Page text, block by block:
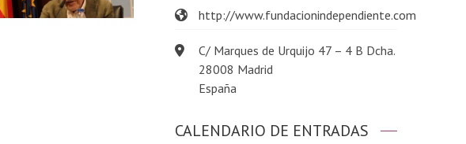
http://www.fundacionindependiente.com
C/ Marques de Urquijo 47 – 4 B Dcha.
28008 Madrid
España
CALENDARIO DE ENTRADAS